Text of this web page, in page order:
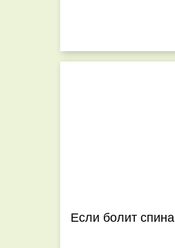
Если болит спина